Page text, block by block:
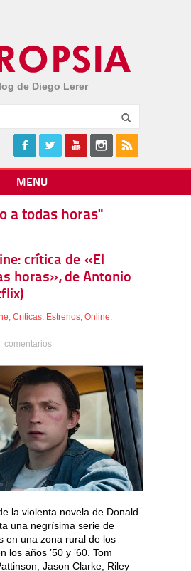
de Diego Lerer
MENU
a todas horas"
crítica de «El
horas», de Antonio
, Críticas, Estrenos, Online,
comentarios
la violenta novela de Donald
una negrísima serie de
en una zona rural de los
los años ’50 y ’60. Tom
Jason Clarke, Riley